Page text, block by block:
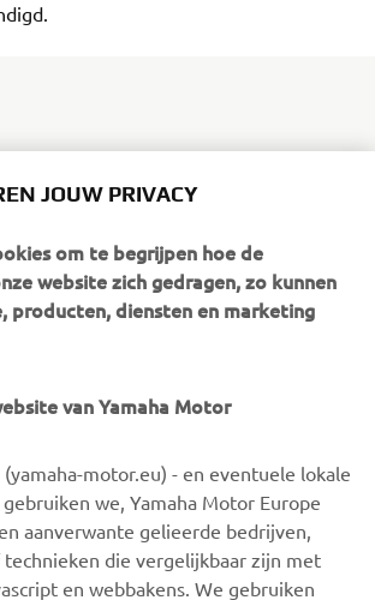
mooi en leerzaam seizoen geweest.
300 klasse is in verhouding tot de
is de World Supersport 300 met
heel spannend, echt genieten
van het seizoen een paar
met twee valpartijen in de eerste 2
mentaal sterker en kon ik makkelijker
heb. Ik wil Yamaha Motor Europe,
en al mijn sponsoren bedanken voor
van dit leuke seizoen.
mijn best doen om nog beter te
JOUW PRIVACY
om te begrijpen hoe de
website zich gedragen, zo kunnen
producten, diensten en marketing
van Yamaha Motor
motor.eu) - en eventuele lokale
we, Yamaha Motor Europe
aanverwante gelieerde bedrijven,
technieken die vergelijkbaar zijn met
en webbakens. We gebruiken